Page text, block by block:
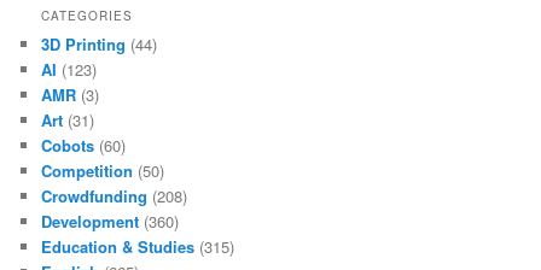
CATEGORIES
3D Printing (44)
AI (123)
AMR (3)
Art (31)
Cobots (60)
Competition (50)
Crowdfunding (208)
Development (360)
Education & Studies (315)